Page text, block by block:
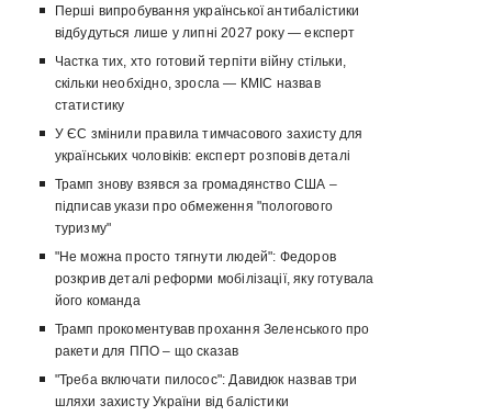
Перші випробування української антибалістики
відбудуться лише у липні 2027 року — експерт
Частка тих, хто готовий терпіти війну стільки,
скільки необхідно, зросла — КМІС назвав
статистику
У ЄС змінили правила тимчасового захисту для
українських чоловіків: експерт розповів деталі
Трамп знову взявся за громадянство США –
підписав укази про обмеження "пологового
туризму"
"Не можна просто тягнути людей": Федоров
розкрив деталі реформи мобілізації, яку готувала
його команда
Трамп прокоментував прохання Зеленського про
ракети для ППО – що сказав
"Треба включати пилосос": Давидюк назвав три
шляхи захисту України від балістики